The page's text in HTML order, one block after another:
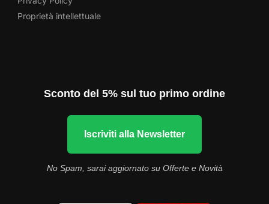
Proprietà intellettuale
Sconto del 5% sul tuo primo ordine
Iscriviti alla Newsletter
No Spam, sarai aggiornato su Offerte e Novità